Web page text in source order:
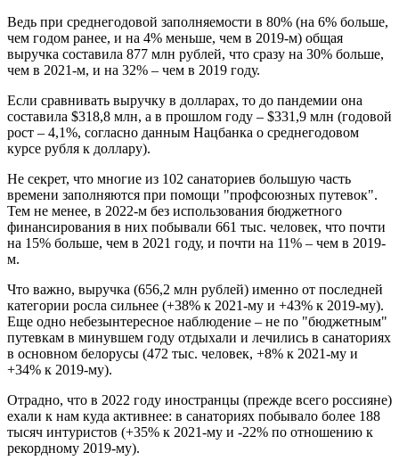
Ведь при среднегодовой заполняемости в 80% (на 6% больше,
чем годом ранее, и на 4% меньше, чем в 2019-м) общая
выручка составила 877 млн рублей, что сразу на 30% больше,
чем в 2021-м, и на 32% – чем в 2019 году.
Если сравнивать выручку в долларах, то до пандемии она
составила $318,8 млн, а в прошлом году – $331,9 млн (годовой
рост – 4,1%, согласно данным Нацбанка о среднегодовом
курсе рубля к доллару).
Не секрет, что многие из 102 санаториев большую часть
времени заполняются при помощи "профсоюзных путевок".
Тем не менее, в 2022-м без использования бюджетного
финансирования в них побывали 661 тыс. человек, что почти
на 15% больше, чем в 2021 году, и почти на 11% – чем в 2019-
м.
Что важно, выручка (656,2 млн рублей) именно от последней
категории росла сильнее (+38% к 2021-му и +43% к 2019-му).
Еще одно небезынтересное наблюдение – не по "бюджетным"
путевкам в минувшем году отдыхали и лечились в санаториях
в основном белорусы (472 тыс. человек, +8% к 2021-му и
+34% к 2019-му).
Отрадно, что в 2022 году иностранцы (прежде всего россияне)
ехали к нам куда активнее: в санаториях побывало более 188
тысяч интуристов (+35% к 2021-му и -22% по отношению к
рекордному 2019-му).